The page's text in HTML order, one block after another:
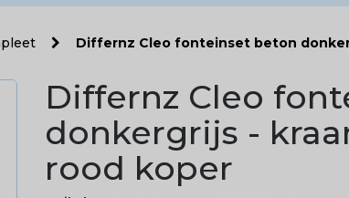
Differnz Cleo fonteinset beton
Differnz Cleo
donkergrijs -
rood koper